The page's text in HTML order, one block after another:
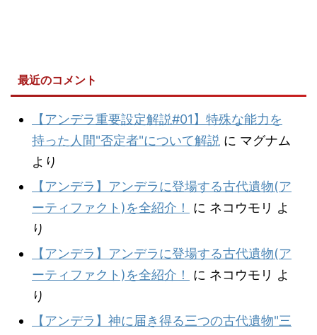
最近のコメント
【アンデラ重要設定解説#01】特殊な能力を
持った人間"否定者"について解説 に マグナム
より
【アンデラ】アンデラに登場する古代遺物(ア
ーティファクト)を全紹介！
に ネコウモリ よ
り
【アンデラ】アンデラに登場する古代遺物(ア
ーティファクト)を全紹介！
に ネコウモリ よ
り
【アンデラ】神に届き得る三つの古代遺物"三